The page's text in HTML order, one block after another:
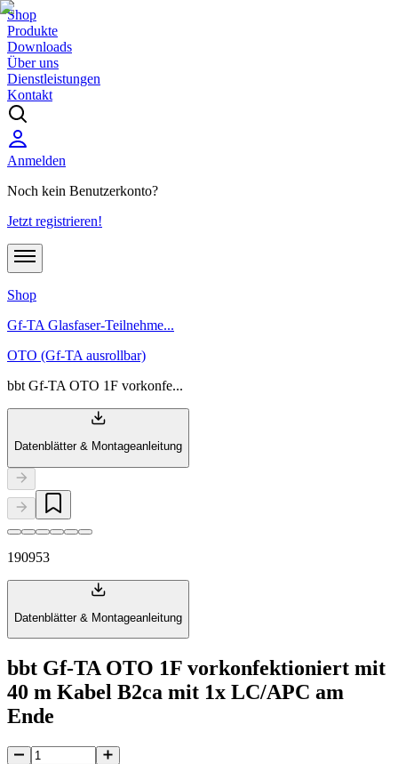
Shop
Produkte
Downloads
Über uns
Dienstleistungen
Kontakt
Anmelden
Noch kein Benutzerkonto?
Jetzt registrieren!
Shop
Gf-TA Glasfaser-Teilnehme...
OTO (Gf-TA ausrollbar)
bbt Gf-TA OTO 1F vorkonfe...
Datenblätter & Montageanleitung
190953
Datenblätter & Montageanleitung
bbt Gf-TA OTO 1F vorkonfektioniert mit
40 m Kabel B2ca mit 1x LC/APC am
Ende